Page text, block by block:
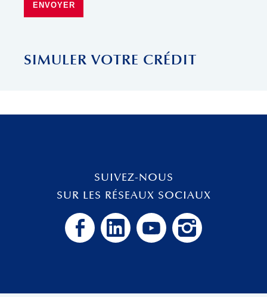
ENVOYER
SIMULER VOTRE CRÉDIT
SUIVEZ-NOUS
SUR LES RÉSEAUX SOCIAUX